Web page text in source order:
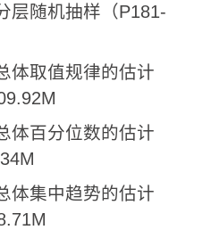
随机抽样（P181-
取值规律的估计
百分位数的估计
集中趋势的估计